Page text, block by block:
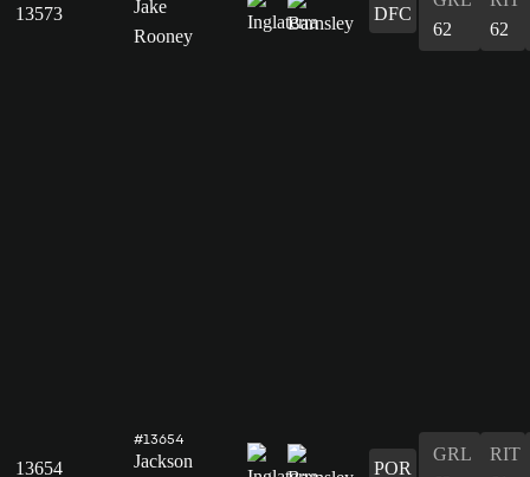
13573
Jake
Rooney
DFC
62
62
13654
#13654
Jackson
POR
GRL
RIT